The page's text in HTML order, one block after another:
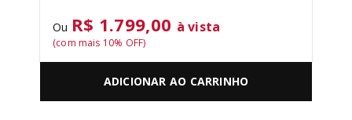
Ou R$ 1.799,00 à vista
(com mais 10% OFF)
ADICIONAR AO CARRINHO